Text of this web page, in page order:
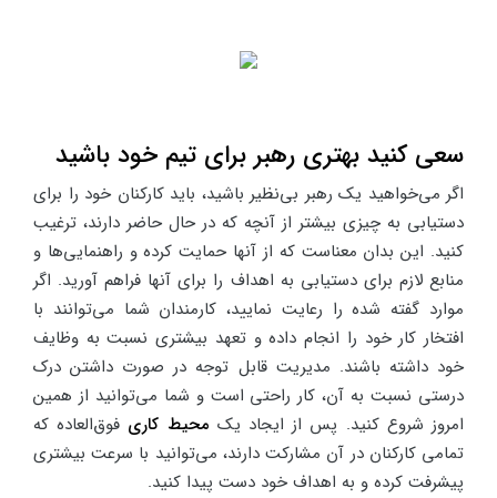
سعی کنید بهتری رهبر برای تیم خود باشید
اگر می‌خواهید یک رهبر بی‌نظیر باشید، باید کارکنان خود را برای
دستیابی به چیزی بیشتر از آنچه که در حال حاضر دارند، ترغیب
کنید. این بدان معناست که از آنها حمایت کرده و راهنمایی‌ها و
منابع لازم برای دستیابی به اهداف را برای آنها فراهم آورید. اگر
موارد گفته شده را رعایت نمایید، کارمندان شما می‌توانند با
افتخار کار خود را انجام داده و تعهد بیشتری نسبت به وظایف
خود داشته باشند. مدیریت قابل توجه در صورت داشتن درک
درستی نسبت به آن، کار راحتی است و شما می‌توانید از همین
امروز شروع کنید. پس از ایجاد یک محیط کاری فوق‌العاده که
تمامی کارکنان در آن مشارکت دارند، می‌توانید با سرعت بیشتری
پیشرفت کرده و به اهداف خود دست پیدا کنید.